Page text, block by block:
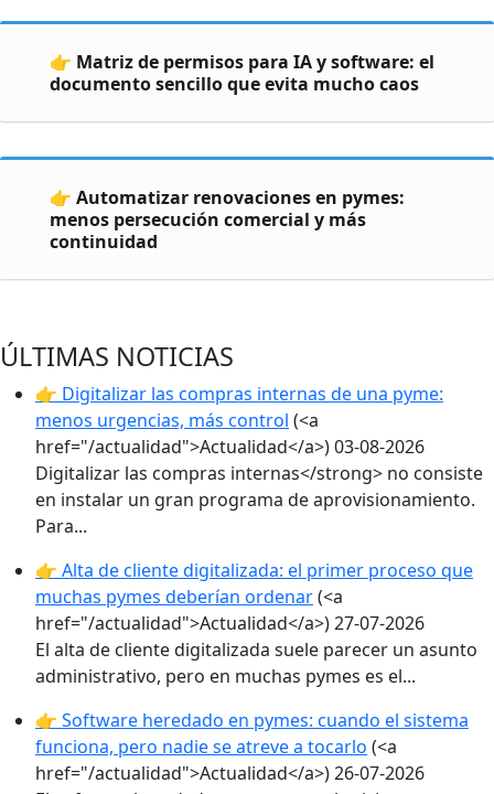
👉 Matriz de permisos para IA y software: el
documento sencillo que evita mucho caos
👉 Automatizar renovaciones en pymes:
menos persecución comercial y más
continuidad
ÚLTIMAS NOTICIAS
👉 Digitalizar las compras internas de una pyme:
menos urgencias, más control (<a
href="/actualidad">Actualidad</a>)03-08-2026
Digitalizar las compras internas</strong> no consiste
en instalar un gran programa de aprovisionamiento.
Para...
👉 Alta de cliente digitalizada: el primer proceso que
muchas pymes deberían ordenar(<a
href="/actualidad">Actualidad</a>)27-07-2026
El alta de cliente digitalizada suele parecer un asunto
administrativo, pero en muchas pymes es el...
👉 Software heredado en pymes: cuando el sistema
funciona, pero nadie se atreve a tocarlo (<a
href="/actualidad">Actualidad</a>)26-07-2026